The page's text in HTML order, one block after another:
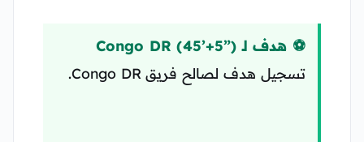
⚽ هدف لـ Congo DR (45’+5”)
تسجيل هدف لصالح فريق Congo DR.